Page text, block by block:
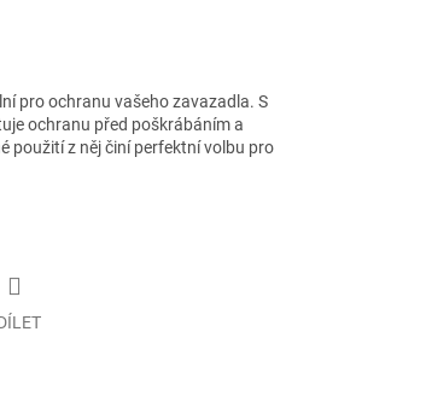
pro ochranu vašeho zavazadla. S
ochranu před poškrábáním a
použití z něj činí perfektní volbu pro